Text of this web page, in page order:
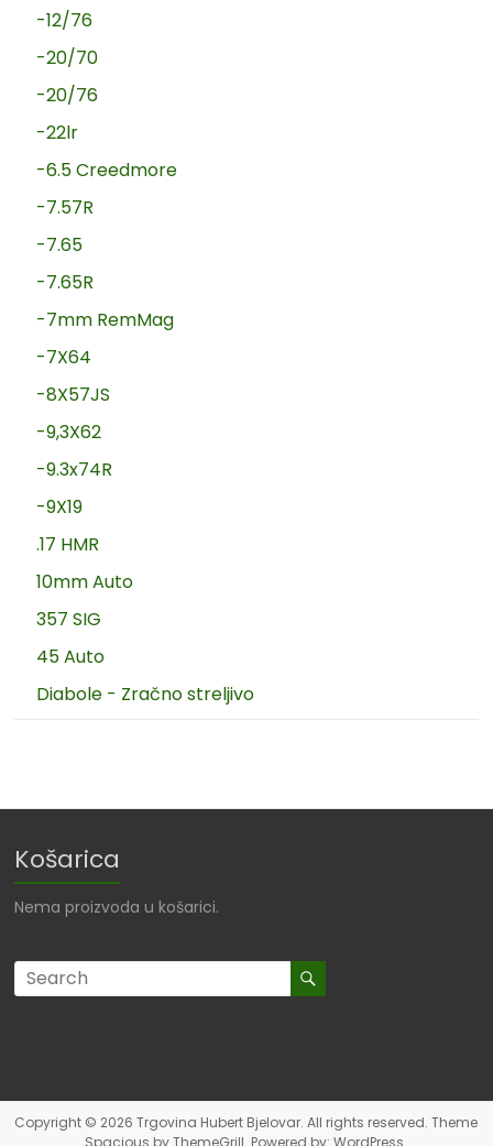
-12/76
-20/70
-20/76
-22lr
-6.5 Creedmore
-7.57R
-7.65
-7.65R
-7mm RemMag
-7X64
-8X57JS
-9,3X62
-9.3x74R
-9X19
.17 HMR
10mm Auto
357 SIG
45 Auto
Diabole - Zračno streljivo
Košarica
Nema proizvoda u košarici.
Copyright © 2026Trgovina Hubert Bjelovar. All rights reserved. Theme
Spacious by ThemeGrill. Powered by:WordPress